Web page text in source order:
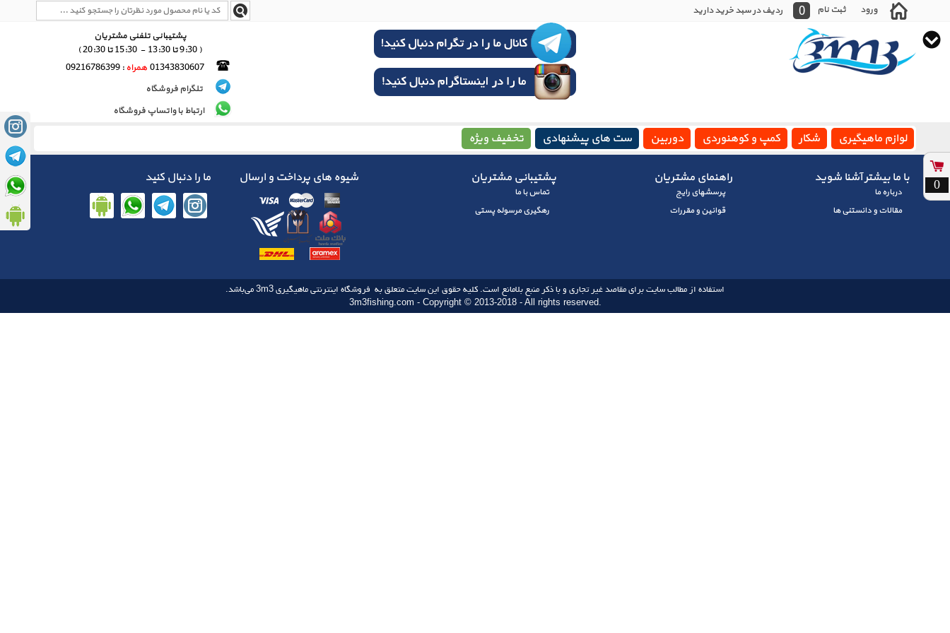
ورود ثبت نام 0
ردیف در سبد خرید دارید
پشتیبانی تلفنی مشتریان
( 9:30 تا 13:30 - 15:30 تا 20:30 )
01343830607 همراه : 09216786399
تلگرام فروشگاه
ارتباط با واتساپ فروشگاه
لوازم ماهیگیری شکار کمپ و کوهنوردی دوربین ست های پیشنهادی تخفیف ویژه
با ما بیشتر آشنا شوید
درباره ما
مقالات و دانستنی ها
راهنمای مشتریان
پرسشهای رايج
قوانین و مقررات
پشتیبانی مشتریان
تماس با ما
رهگیری مرسوله پستی
شیوه های پرداخت و ارسال ما را دنبال کنید
استفاده از مطالب سایت برای مقاصد غیر تجاری و با ذکر منبع بلامانع است. کلیه حقوق این سایت متعلق به فروشگاه اینترنتی ماهیگیری‌‌ 3m3 می‌باشد.
3m3fishing.com - Copyright © 2013-2018 - All rights reserved.
0